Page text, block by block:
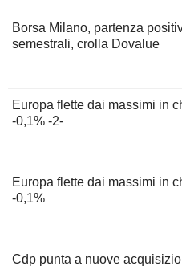
Borsa Milano, partenza
semestrali, crolla Dovalue
Europa flette dai massimi in
-0,1% -2-
Europa flette dai massimi in
-0,1%
Cdp punta a nuove